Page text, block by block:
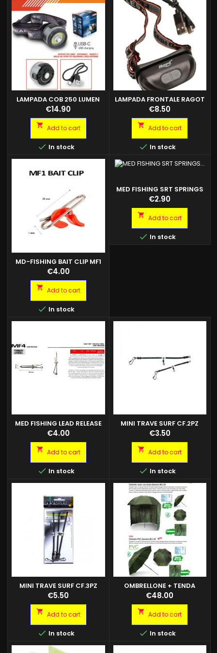
LAMPADA COB 250 LUMEN
RICARICABILE USB
Price
€14.90
 Add to cart
 In stock
LAMPADA FRONTALE RAGOT
SENSOR USB RICARICABILE
Price
€8.50
 Add to cart
 In stock
MD-FISHING BAIT CLIP MF1
Price
€4.00
 Add to cart
 In stock
MED FISHING SRT SPRINGS
MOLLA IN ACCIAIO INOX PER
Price
€2.90
 Add to cart
 In stock
MED FISHING LEAD RELEASE
MF3 50X5 CF 5PZ
Price
€4.00
 Add to cart
 In stock
MINI TRAVE SURF CF.2PZ
Price
€3.50
 Add to cart
 In stock
MINI TRAVE SURF CF.3PZ
Price
€5.50
 Add to cart
 In stock
OMBRELLONE + TENDA
CERNIERATA IN PVC
Price
€48.00
 Add to cart
 In stock